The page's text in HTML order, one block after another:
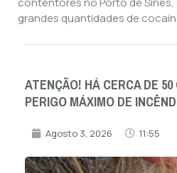
grandes quantidades de
ATENÇÃO! HÁ CERCA DE
PERIGO MÁXIMO DE
Agosto 3, 2026 11:55